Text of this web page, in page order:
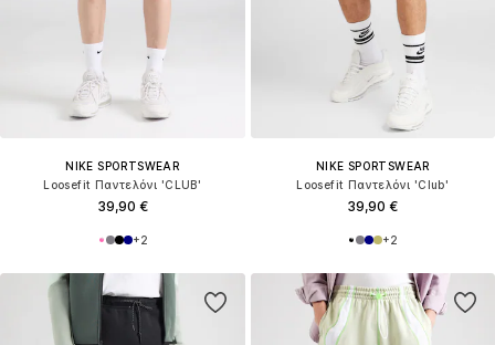
NIKE SPORTSWEAR
Loosefit Παντελόνι 'CLUB'
39,90 €
+2
NIKE SPORTSWEAR
Loosefit Παντελόνι 'Club'
39,90 €
+2